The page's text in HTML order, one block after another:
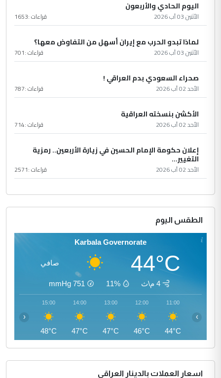
اليوم الحادي والأربعون
الأثنين 03 آب 2026 قراءات :1653
لماذا تبدو الحرب مع إيران أسهل من التفاوض معها؟
الأثنين 03 آب 2026 قراءات :701
صحراء السعودي بدم العراقي !
الأحد 02 آب 2026 قراءات :787
الأكشن بنسخته العراقية
الأحد 02 آب 2026 قراءات :714
إعلان حكومة الإمام الحسين في زيارة الأربعين.. رمزية
التغيير...
الأحد 02 آب 2026 قراءات :2571
الطقس اليوم
Karbala Governorate
44°C صافي
4 م\ث 11%
751
mmHg
11:00
44°C
12:00
46°C
13:00
47°C
14:00
47°C
15:00
48°C
‹ ›
اسعار العملات بالدينار العراقي